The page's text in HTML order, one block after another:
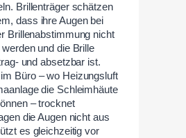
Brillenträger schätzen
dass ihre Augen bei
Brillenabstimmung nicht
werden und die Brille
und absetzbar ist.
Büro – wo Heizungsluft
die Schleimhäute
– trocknet
die Augen nicht aus
es gleichzeitig vor